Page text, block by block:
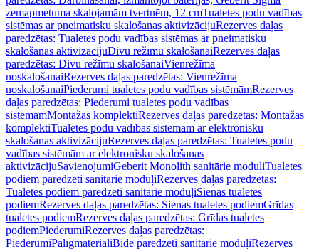
zemapmetuma skalojamām tvertnēm, 12 cmTualetes podu vadības
sistēmas ar pneimatisku skalošanas aktivizācijuRezerves daļas
paredzētas: Tualetes podu vadības sistēmas ar pneimatisku
skalošanas aktivizācijuDivu režīmu skalošanaiRezerves daļas
paredzētas: Divu režīmu skalošanaiVienrežīma
noskalošanaiRezerves daļas paredzētas: Vienrežīma
noskalošanaiPiederumi tualetes podu vadības sistēmāmRezerves
daļas paredzētas: Piederumi tualetes podu vadības
sistēmāmMontāžas komplektiRezerves daļas paredzētas: Montāžas
komplektiTualetes podu vadības sistēmām ar elektronisku
skalošanas aktivizācijuRezerves daļas paredzētas: Tualetes podu
vadības sistēmām ar elektronisku skalošanas
aktivizācijuSavienojumiGeberit Monolith sanitārie moduļiTualetes
podiem paredzēti sanitārie moduļiRezerves daļas paredzētas:
Tualetes podiem paredzēti sanitārie moduļiSienas tualetes
podiemRezerves daļas paredzētas: Sienas tualetes podiemGrīdas
tualetes podiemRezerves daļas paredzētas: Grīdas tualetes
podiemPiederumiRezerves daļas paredzētas:
PiederumiPalīgmateriāliBidē paredzēti sanitārie moduļiRezerves